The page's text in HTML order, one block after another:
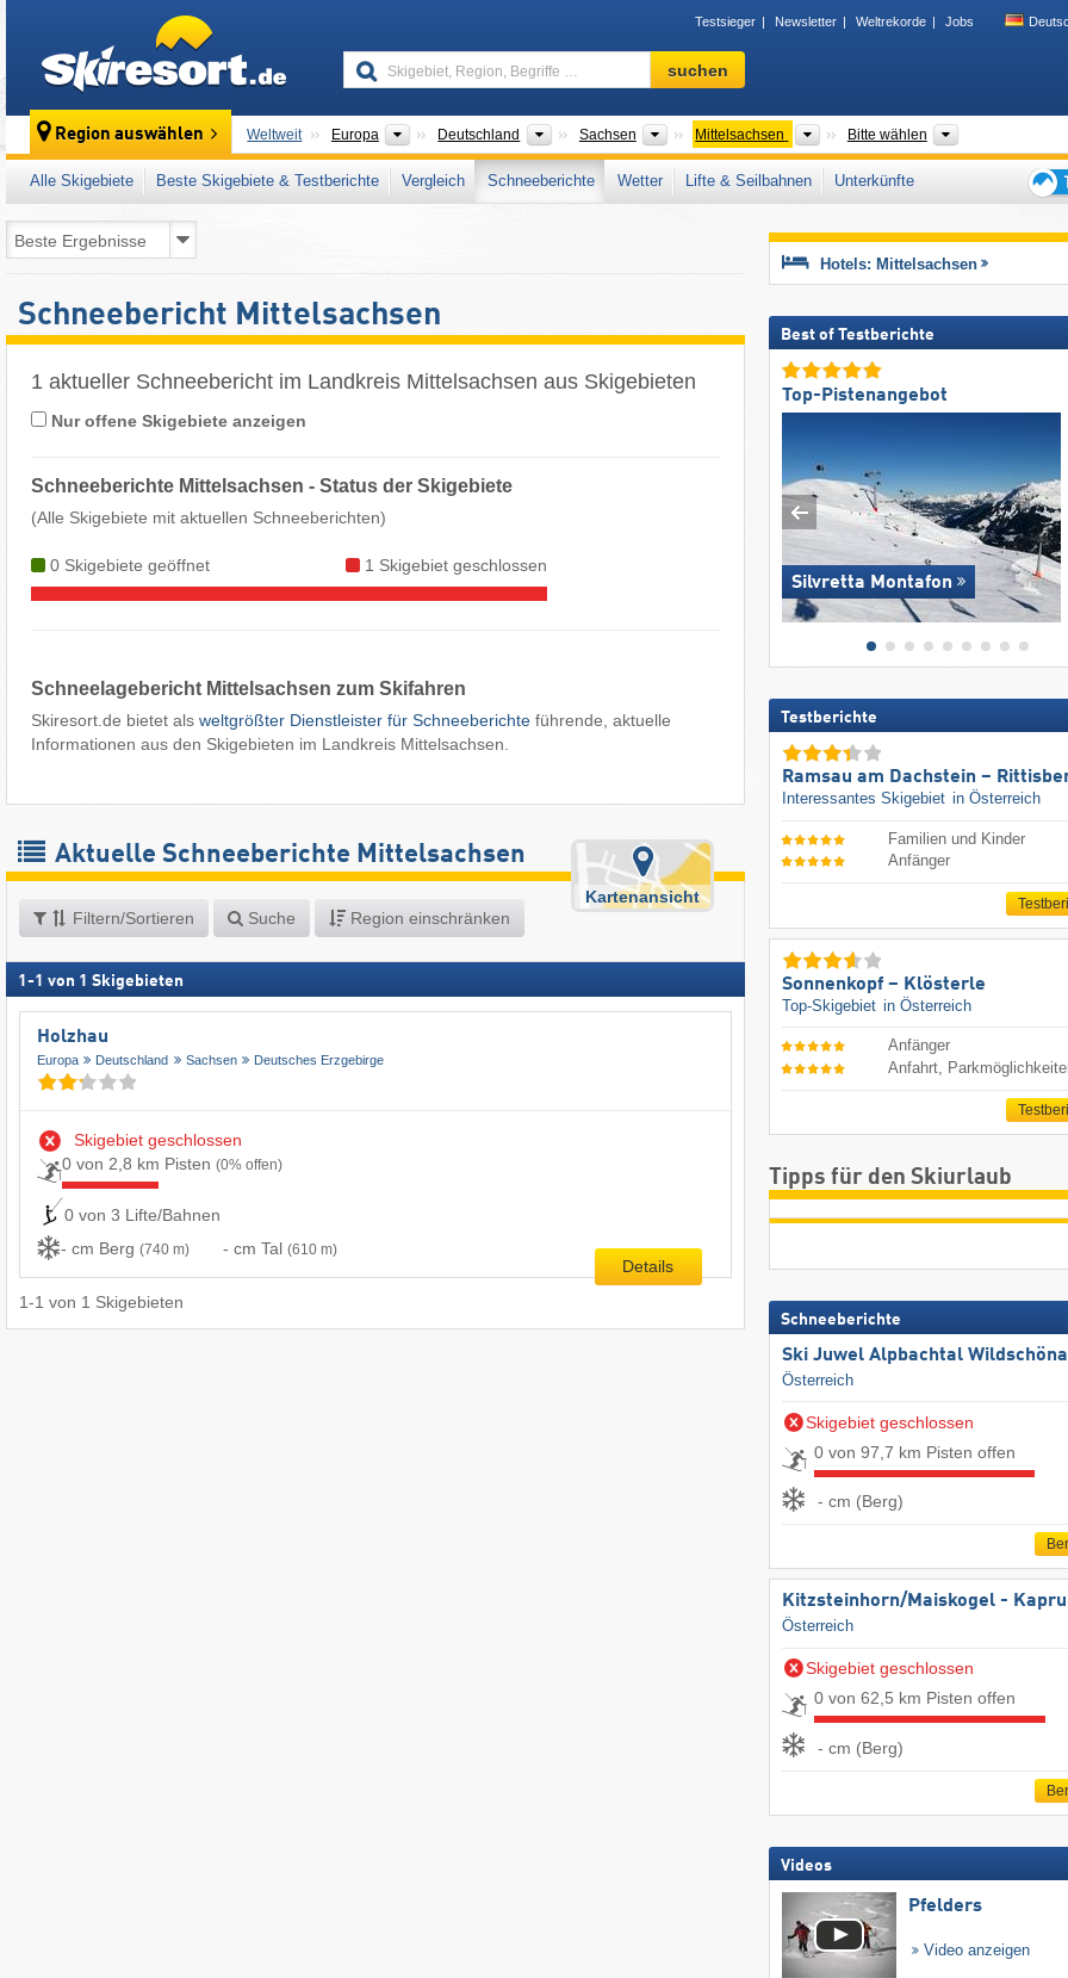
Testsieger Newsletter Weltrekorde Jobs
Skigebiet,
Region,
…
suchen
Region auswählen Weltweit Europa Kontinente
Deutschland LänderSachsen Bundesländer
Mittelsachsen Landkreise
Bitte wählen
Alle Skigebiete Beste Skigebiete & Testberichte Vergleich Schneeberichte Wetter Lifte & Seilbahnen
Unterkünfte
für
Schneebericht Mittelsachsen
1 aktueller Schneebericht im Landkreis Mittelsachsen aus Skigebieten
Nur offene Skigebiete anzeigen
Schneeberichte Mittelsachsen - Status der Skigebiete
(Alle Skigebiete mit aktuellen Schneeberichten)
0 Skigebiete geöffnet 1 Skigebiet geschlossen
Schneelagebericht Mittelsachsen zum Skifahren
Skiresort.de bietet als weltgrößter Dienstleister für Schneeberichte führende, aktuelle
Informationen aus den Skigebieten im Landkreis Mittelsachsen.
Aktuelle Schneeberichte Mittelsachsen
Filtern/Sortieren Suche Region einschränken
Kartenansicht
1 -1 von 1 Skigebieten
Holzhau
Europa Deutschland Sachsen Deutsches Erzgebirge
Skigebiet geschlossen
0 von 2,8 km Pisten (0% offen)
0 von 3 Lifte/Bahnen
- cm Berg (740 m) - cm Tal (610 m)
Details
1-1 von 1 Skigebieten
Hotels: Mittelsachsen
Best of Testberichte
Top-Pistenangebot
Silvretta Montafon
Testberichte
Ramsau am Dachstein –
Interessantes Skigebiet in Österreich
Familien und Kinder
Anfänger
Sonnenkopf – Klösterle
Top-Skigebiet in Österreich
Anfänger
Anfahrt,
Tipps für den Skiurlaub
Schneeberichte
Ski Juwel Alpbachtal
Österreich
Skigebiet geschlossen
0 von 97,7 km Pisten offen
- cm (Berg)
Kitzsteinhorn/​Maiskogel -
Österreich
Skigebiet geschlossen
0 von 62,5 km Pisten offen
- cm (Berg)
Videos
Pfelders
Video anzeigen